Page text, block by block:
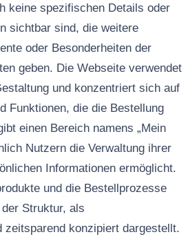
keine spezifischen Details oder
sichtbar sind, die weitere
oder Besonderheiten der
geben. Die Webseite verwendet
und konzentriert sich auf
Funktionen, die die Bestellung
einen Bereich namens „Mein
Nutzern die Verwaltung ihrer
Informationen ermöglicht.
und die Bestellprozesse
Struktur, als
zeitsparend konzipiert dargestellt.